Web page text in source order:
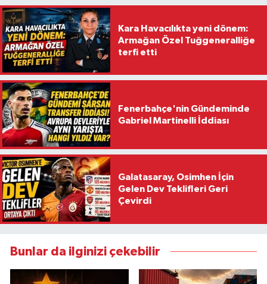
Kara Havacılıkta yeni dönem:
Armağan Özel Tuğgeneralliğe
terfi etti
Fenerbahçe'nin Gündeminde
Gabriel Martinelli İddiası
Galatasaray, Osimhen İçin
Gelen Dev Teklifleri Geri
Çevirdi
Bunlar da ilginizi çekebilir